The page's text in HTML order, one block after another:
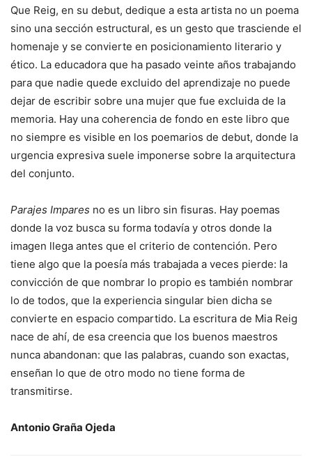
Que Reig, en su debut, dedique a esta artista no un poema
sino una sección estructural, es un gesto que trasciende el
homenaje y se convierte en posicionamiento literario y
ético. La educadora que ha pasado veinte años trabajando
para que nadie quede excluido del aprendizaje no puede
dejar de escribir sobre una mujer que fue excluida de la
memoria. Hay una coherencia de fondo en este libro que
no siempre es visible en los poemarios de debut, donde la
urgencia expresiva suele imponerse sobre la arquitectura
del conjunto.
Parajes Impares no es un libro sin fisuras. Hay poemas
donde la voz busca su forma todavía y otros donde la
imagen llega antes que el criterio de contención. Pero
tiene algo que la poesía más trabajada a veces pierde: la
convicción de que nombrar lo propio es también nombrar
lo de todos, que la experiencia singular bien dicha se
convierte en espacio compartido. La escritura de Mia Reig
nace de ahí, de esa creencia que los buenos maestros
nunca abandonan: que las palabras, cuando son exactas,
enseñan lo que de otro modo no tiene forma de
transmitirse.
Antonio Graña Ojeda